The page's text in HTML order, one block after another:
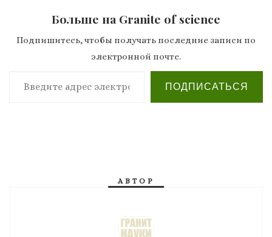
Больше на Granite of science
Подпишитесь, чтобы получать последние записи по
электронной почте.
Введите адрес электронной почты…
ПОДПИСАТЬСЯ
АВТОР